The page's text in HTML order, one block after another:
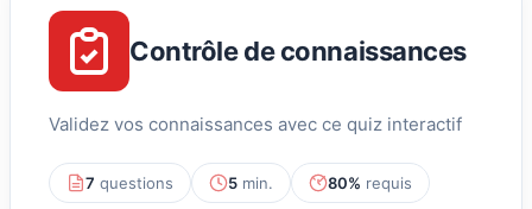
Contrôle de connaissances
Validez vos connaissances avec ce quiz interactif
7 questions 5 min. 80% requis